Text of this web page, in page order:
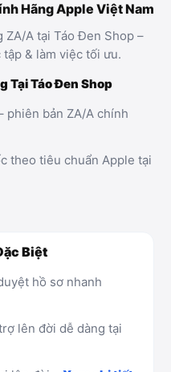
Hãng Apple Việt Nam
ZA/A tại Táo Đen Shop –
& làm việc tối ưu.
Tại Táo Đen Shop
phiên bản ZA/A chính
theo tiêu chuẩn Apple tại
Biệt
hồ sơ nhanh
lên đời dễ dàng tại